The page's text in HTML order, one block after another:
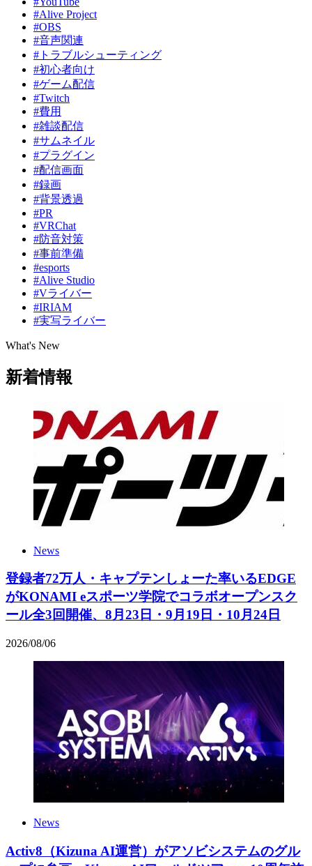
#Alive Project
#OBS
#音声関連
#トラブルシューティング
#初心者向け
#ゲーム配信
#Twitch
#費用
#雑談配信
#サムネイル
#プラグイン
#配信画面
#録画
#背景透過
#PR
#VRChat
#防音対策
#事前準備
#esports
#Alive Studio
#Vライバー
#IRIAM
#実写ライバー
What's New
新着情報
News
登録者72万人・キャプテンしょーた率いるEDGE
がKONAMI eスポーツ学院でコラボオープンスク
ール全3回開催、8月23日・9月19日・10月24日
2026/08/06
News
Activ8（Kizuna AI運営）がアソビシステムのグル